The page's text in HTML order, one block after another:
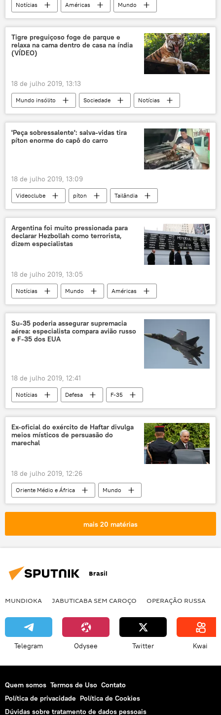
Notícias Américas
Mundo
Sociedade
incidente aéreo
pouso de emergência
Tigre preguiçoso foge de parque e
relaxa na cama dentro de casa na índia
(VÍDEO)
18 de julho 2019, 13:13
Mundo insólito Sociedade
Notícias
tigre
parque
alagamentos
chuvas
Índia
'Peça sobressalente': salva-vidas tira
píton enorme do capô do carro
18 de julho 2019, 13:09
Videoclube píton
Tailândia
carro
capô
Argentina foi muito pressionada para
declarar Hezbollah como terrorista,
dizem especialistas
18 de julho 2019, 13:05
Notícias Mundo
Américas
Buenos Aires
Hezbollah
AMIA
Argentina
Su-35 poderia assegurar supremacia
aérea: especialista compara avião russo
e F-35 dos EUA
18 de julho 2019, 12:41
Notícias Defesa
F-35
Su-35
caças russos
Donald Trump
Turquia
S-400
Ex-oficial do exército de Haftar divulga
meios místicos de persuasão do
marechal
18 de julho 2019, 12:26
Oriente Médio e África
Mundo
Notícias
Khalifa Haftar
ex-oficial
mais 20 matérias
Brasil
MUNDIOKA JABUTICABA SEM CAROÇO OPERAÇÃO RUSSA
Telegram Odysee Twitter Kwai
Quem somos Termos de Uso Contato
Política de privacidade Política de Cookies
Dúvidas sobre tratamento de dados pessoais